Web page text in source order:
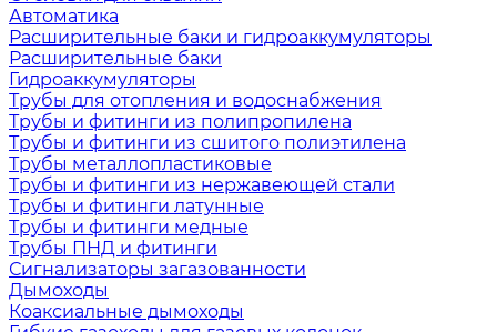
Автоматика
Расширительные баки и гидроаккумуляторы
Расширительные баки
Гидроаккумуляторы
Трубы для отопления и водоснабжения
Трубы и фитинги из полипропилена
Трубы и фитинги из сшитого полиэтилена
Трубы металлопластиковые
Трубы и фитинги из нержавеющей стали
Трубы и фитинги латунные
Трубы и фитинги медные
Трубы ПНД и фитинги
Сигнализаторы загазованности
Дымоходы
Коаксиальные дымоходы